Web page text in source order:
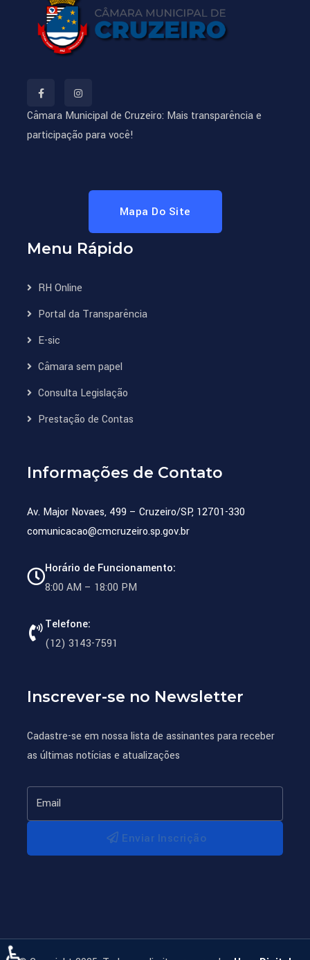
Câmara Municipal de Cruzeiro: Mais transparência e
participação para você!
Mapa Do Site
Menu Rápido
RH Online
Portal da Transparência
E-sic
Câmara sem papel
Consulta Legislação
Prestação de Contas
Informações de Contato
Av. Major Novaes, 499 – Cruzeiro/SP, 12701-330
comunicacao@cmcruzeiro.sp.gov.br
Horário de Funcionamento:
8:00 AM – 18:00 PM
Telefone:
(12) 3143-7591
Inscrever-se no Newsletter
Cadastre-se em nossa lista de assinantes para receber
as últimas notícias e atualizações
Enviar Inscrição